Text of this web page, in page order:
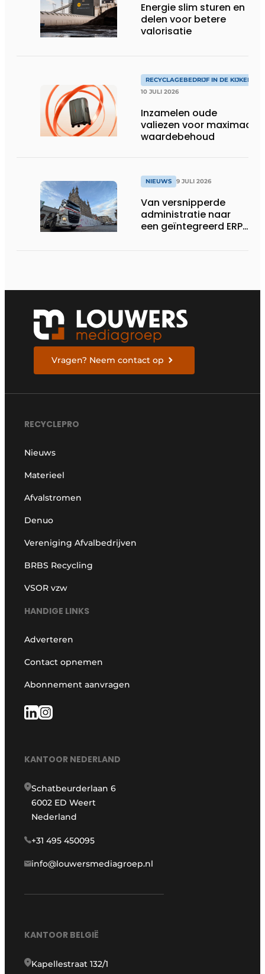
Energie slim sturen en
delen voor betere
valorisatie
RECYCLAGEBEDRIJF IN DE KIJKER
10 JULI 2026
Inzamelen oude
valiezen voor maximaal
waardebehoud
NIEUWS 9 JULI 2026
Van versnipperde
administratie naar
een geïntegreerd ERP-
Vragen? Neem contact op
RECYCLEPRO
Nieuws
Materieel
Afvalstromen
Denuo
Vereniging Afvalbedrijven
BRBS Recycling
VSOR vzw
HANDIGE LINKS
Adverteren
Contact opnemen
Abonnement aanvragen
KANTOOR NEDERLAND
Schatbeurderlaan 6
6002 ED Weert
Nederland
+31 495 450095
info@louwersmediagroep.nl
KANTOOR BELGIË
Kapellestraat 132/1